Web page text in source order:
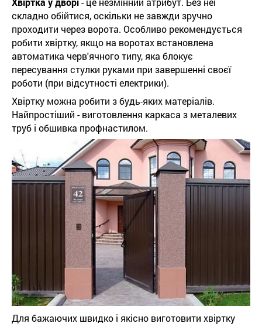
складно обійтися, оскільки не завжди зручно
проходити через ворота. Особливо рекомендується
робити хвіртку, якщо на воротах встановлена ​​
автоматика черв'ячного типу, яка блокує
пересування стулки руками при завершенні своєї
роботи (при відсутності електрики).
Хвіртку можна робити з будь-яких матеріалів.
Найпростіший - виготовлення каркаса з металевих
труб і обшивка профнастилом.
Для бажаючих швидко і якісно виготовити хвіртку